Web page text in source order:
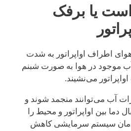
یا برفک
اطراف اواپراتور به شدت
موجود در هوا به صورت شبنم
می‌نشیند.
آب می‌توانند منجمد شوند و
دما بین اواپراتور و محیط را
سیستم سرمایشی کاهش